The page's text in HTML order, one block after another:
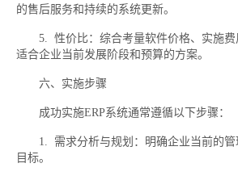
的售后服务和持续的系统更新。
5. 性价比：综合考量软件价格、实施费
适合企业当前发展阶段和预算的方案。
六、实施步骤
成功实施ERP系统通常遵循以下步骤：
1. 需求分析与规划：明确企业当前的管
目标。